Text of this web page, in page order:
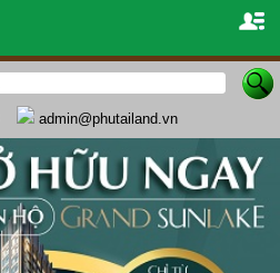
admin@phutailand.vn